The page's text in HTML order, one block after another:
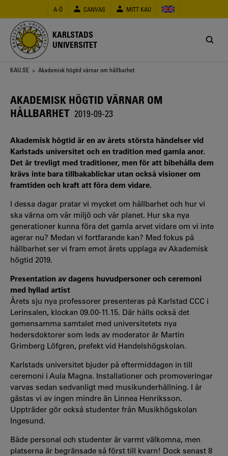
huvudinnehåll
A-Ö CANVAS MITT KAU
KARLSTADS
UNIVERSITET
Länkstig
KAU.SE > Akademisk högtid värnar om hållbarhet
AKADEMISK HÖGTID VÄRNAR OM
HÅLLBARHET 2019-09-23
Akademisk högtid är en av årets största händelser vid
Karlstads universitet och en tradition med gamla anor.
Det är trevligt med traditioner, men för att bibehålla dem
krävs inte bara tillbakablickar utan också visioner om
framtiden och kraft att föra dem vidare.
I dessa dagar pratar vi mycket om hållbarhet och hur vi
ska värna om vår miljö och vår planet. Hur ska nya
generationer kunna föra det gamla arvet vidare om vi inte
agerar nu? Medan vi fortfarande kan? Med fokus på
hållbarhet ser vi fram emot årets upplaga av Akademisk
högtid 2019.
Presentation av dagens huvudpersoner och ceremoni
med hyllad artist
Årets sju nya professorer presenteras på Karlstad CCC i
Lerinsalen, klockan 09.00-11.15. Där hålls också det
gemensamma samtalet med universitetets nya
hedersdoktorer som leds av moderator är Martin
Grimberg Löfgren, prefekt vid Handelshögskolan.
Karlstads universitet bjuder på eftermiddagen in till
ceremoni i Aula Magna. Installationer och promoveringar
varvas sedan sedvanligt med musikunderhållning. I år
gästas vi av ingen mindre än Linnea Henriksson.
Uppträder gör också studenter från Musikhögskolan
Ingesund.
Både personal och studenter är varmt välkomna, men
platserna är begränsade så först till kvarn! Dock senast 8